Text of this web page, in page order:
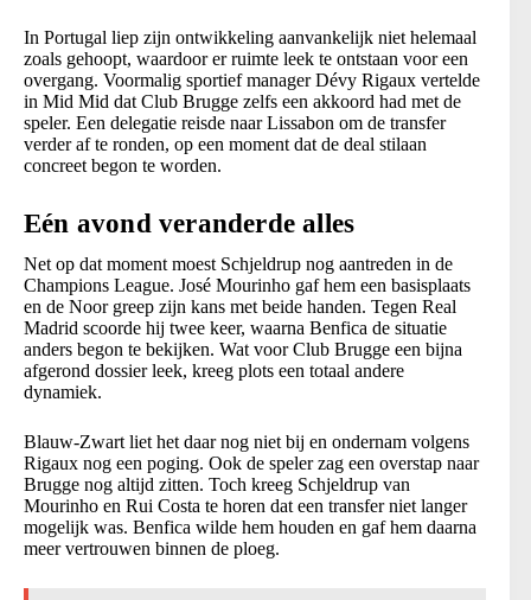
In Portugal liep zijn ontwikkeling aanvankelijk niet helemaal
zoals gehoopt, waardoor er ruimte leek te ontstaan voor een
overgang. Voormalig sportief manager Dévy Rigaux vertelde
in Mid Mid dat Club Brugge zelfs een akkoord had met de
speler. Een delegatie reisde naar Lissabon om de transfer
verder af te ronden, op een moment dat de deal stilaan
concreet begon te worden.
Eén avond veranderde alles
Net op dat moment moest Schjeldrup nog aantreden in de
Champions League. José Mourinho gaf hem een basisplaats
en de Noor greep zijn kans met beide handen. Tegen Real
Madrid scoorde hij twee keer, waarna Benfica de situatie
anders begon te bekijken. Wat voor Club Brugge een bijna
afgerond dossier leek, kreeg plots een totaal andere
dynamiek.
Blauw-Zwart liet het daar nog niet bij en ondernam volgens
Rigaux nog een poging. Ook de speler zag een overstap naar
Brugge nog altijd zitten. Toch kreeg Schjeldrup van
Mourinho en Rui Costa te horen dat een transfer niet langer
mogelijk was. Benfica wilde hem houden en gaf hem daarna
meer vertrouwen binnen de ploeg.